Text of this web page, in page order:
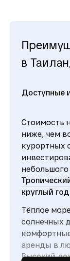
в
Доступные
Стоимость
ниже, чем
курортных
круглый год
Тёплое
солнечных
аренды в
Высокий